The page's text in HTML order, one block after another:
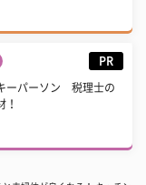
PR
ーパーソン 税理士の
！